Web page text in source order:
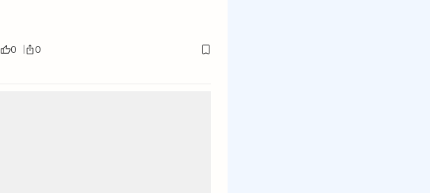
0 0